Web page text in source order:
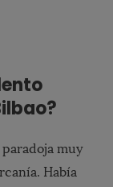
muy
Había